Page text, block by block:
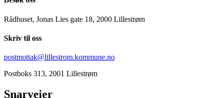
Rådhuset, Jonas Lies gate 18, 2000 Lillestrøm
Skriv til oss
postmottak@lillestrom.kommune.no
Postboks 313, 2001 Lillestrøm
Snarveier